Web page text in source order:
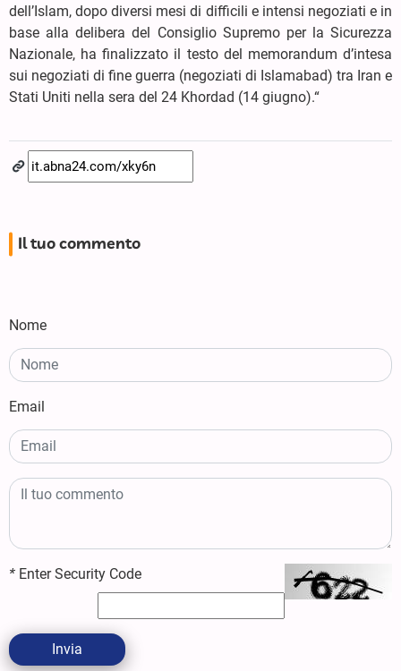
dell’Islam, dopo diversi mesi di difficili e intensi negoziati e in
base alla delibera del Consiglio Supremo per la Sicurezza
Nazionale, ha finalizzato il testo del memorandum d’intesa
sui negoziati di fine guerra (negoziati di Islamabad) tra Iran e
Stati Uniti nella sera del 24 Khordad (14 giugno).“
Il tuo commento
Nome
Email
* Enter Security Code
Invia